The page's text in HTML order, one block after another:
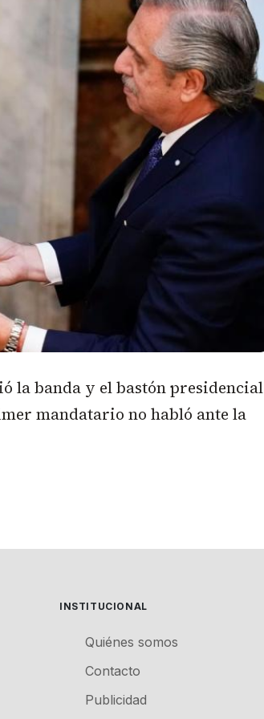
la banda y el bastón presidencial
mandatario no habló ante la
INSTITUCIONAL
Quiénes somos
Contacto
Publicidad